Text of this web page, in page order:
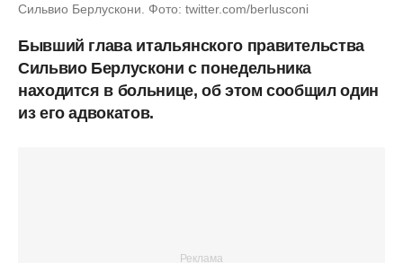
Сильвио Берлускони. Фото: twitter.com/berlusconi
Бывший глава итальянского правительства
Сильвио Берлускони с понедельника
находится в больнице, об этом сообщил один
из его адвокатов.